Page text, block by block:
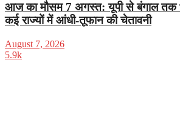
आज का मौसम 7 अगस्त: यूपी से बंगाल तक
कई राज्यों में आंधी-तूफान की चेतावनी
August 7, 2026
5.9k